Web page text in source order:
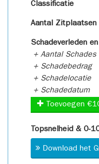
Classificatie
Aantal Zitplaatsen
Schadeverleden
+ Aantal Schades
+ Schadebedrag
+ Schadelocatie
+ Schadedatum
Toevoegen
Topsnelheid & 0-
Download het